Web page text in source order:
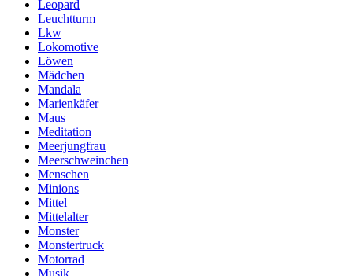
Leopard
Leuchtturm
Lkw
Lokomotive
Löwen
Mädchen
Mandala
Marienkäfer
Maus
Meditation
Meerjungfrau
Meerschweinchen
Menschen
Minions
Mittel
Mittelalter
Monster
Monstertruck
Motorrad